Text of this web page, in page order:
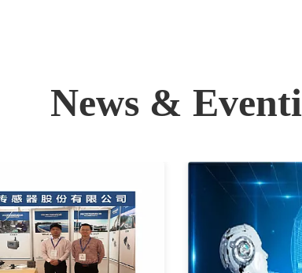
News & Eventi